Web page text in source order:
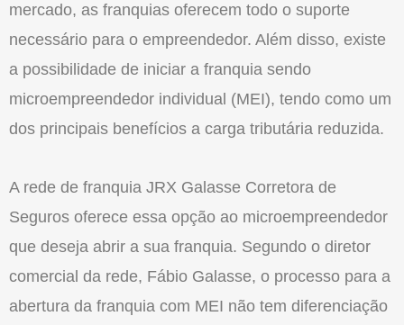
mercado, as franquias oferecem todo o suporte
necessário para o empreendedor. Além disso, existe
a possibilidade de iniciar a franquia sendo
microempreendedor individual (MEI), tendo como um
dos principais benefícios a carga tributária reduzida.
A rede de franquia JRX Galasse Corretora de
Seguros oferece essa opção ao microempreendedor
que deseja abrir a sua franquia. Segundo o diretor
comercial da rede, Fábio Galasse, o processo para a
abertura da franquia com MEI não tem diferenciação